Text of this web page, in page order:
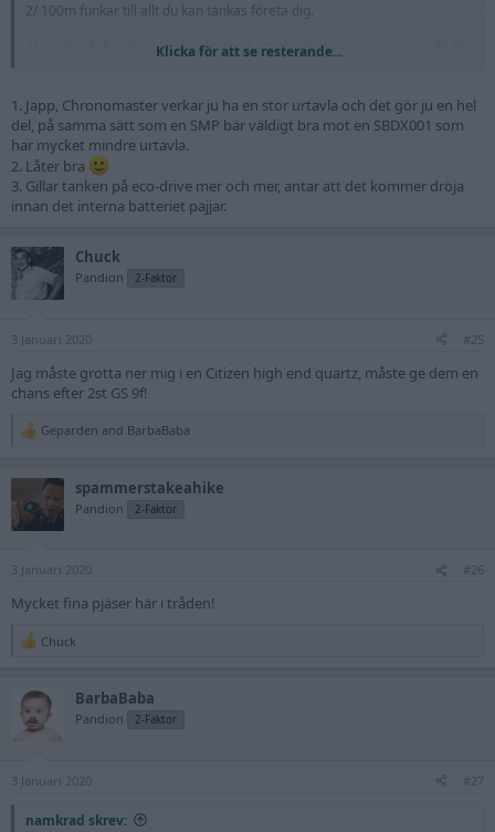
2/ 100m funkar till allt du kan tänkas företa dig.
3/ Smaksak, kanske... Jag funderar på en eco-drive som nästa, och då för
byta batteri och trycktesta tycker jag inte är något argument i sig att
premiera eco-drive, man kommer ju ändå vilja trycktesta innan
badsemestern även om batteriet inte behöver bytas, och det kostar ju
nästa samma hundralappar. Det som talar
och miljöaspekten, och möjligen att dom bör hålla riktigt, riktigt länge.
Fördel med A660 (kvarts) är att dom är något tunnare (om man gillar
det) och väl beprövade (A660 fyller 20 år i år). Nackdelen med A660 är ju
nyproduktion är det bara AB9000-xxx kvar. A060 (eco-drive) har lite kul
tekniska funktioner för att kolla kalendern, laddningsnivån eller nollställa
visarna om dom hamnat ur synk. Personligen blir jag alltid lite skeptisk
som man lätt kan åtgärda på egen hand. Sen har man ju OCD aspekten
med att hålla en eco-drive laddad i vårt mörka land, men bär man den
regelbundet och låter den vila på fönsterbrädan är det oftast inga
problem.
Klicka för att se resterande...
1. Japp, Chronomaster verkar ju ha en stor urtavla och det gör ju en hel
del, på samma sätt som en SMP bär väldigt bra mot en SBDX001 som
har mycket mindre urtavla.
2. Låter bra
3. Gillar tanken på eco-drive mer och mer, antar att det kommer dröja
innan det interna batteriet pajjar.
Chuck
Pandion 2-Faktor
3 Januari 2020 #25
Jag måste grotta ner mig i en Citizen high end quartz, måste ge dem en
chans efter 2st GS 9f!
R
o
s
Geparden and BarbaBaba
spammerstakeahike
Pandion 2-Faktor
3 Januari 2020 #26
Mycket fina pjäser här i tråden!
R
c
t
s
Chuck
BarbaBaba
Pandion 2-Faktor
3 Januari 2020 #27
namkrad skrev: